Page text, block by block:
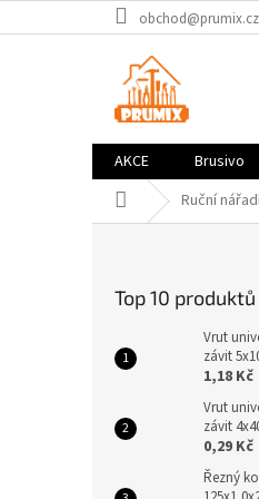
na
obchod@prumix.cz
AKCE Brusivo
Domů Ruční
Top 10 produktů
Vrut
závit
1,18 Kč
Vrut
závit
0,29 Kč
Řezný